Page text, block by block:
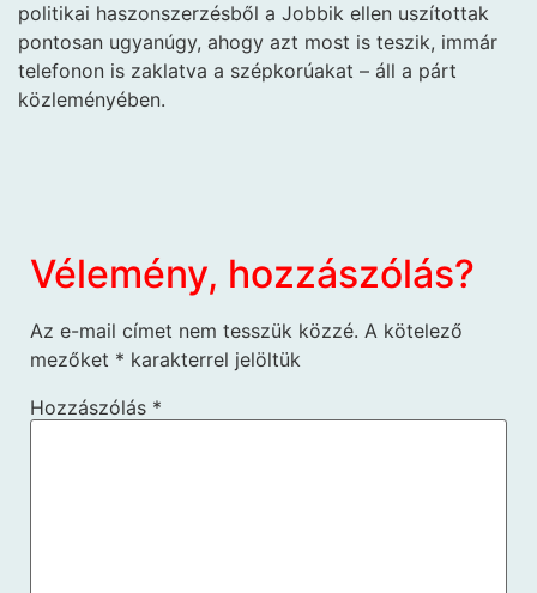
politikai haszonszerzésből a Jobbik ellen uszítottak
pontosan ugyanúgy, ahogy azt most is teszik, immár
telefonon is zaklatva a szépkorúakat – áll a párt
közleményében.
Vélemény, hozzászólás?
Az e-mail címet nem tesszük közzé. A kötelező
mezőket * karakterrel jelöltük
Hozzászólás *